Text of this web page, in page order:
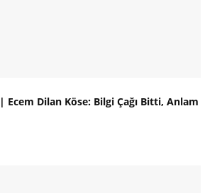
Ecem Dilan Köse: Bilgi Çağı Bitti, Anlam